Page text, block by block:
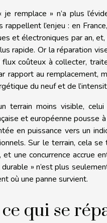
remplace » n’a plus
l’enjeu : en
et électroniques par an,
rapide. Or la réparation
flux coûteux à collecter,
rapport au
du neuf et de
terrain moins visible,
et européenne pousse
en puissance vers un
Sur le terrain, cela
une concurrence accrue
» n’est plus
où une panne survient.
qui se